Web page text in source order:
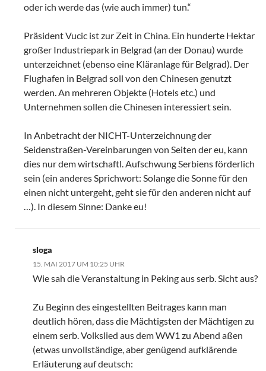
oder ich werde das (wie auch immer) tun.“
Präsident Vucic ist zur Zeit in China. Ein hunderte Hektar
großer Industriepark in Belgrad (an der Donau) wurde
unterzeichnet (ebenso eine Kläranlage für Belgrad). Der
Flughafen in Belgrad soll von den Chinesen genutzt
werden. An mehreren Objekte (Hotels etc.) und
Unternehmen sollen die Chinesen interessiert sein.
In Anbetracht der NICHT-Unterzeichnung der
Seidenstraßen-Vereinbarungen von Seiten der eu, kann
dies nur dem wirtschaftl. Aufschwung Serbiens förderlich
sein (ein anderes Sprichwort: Solange die Sonne für den
einen nicht untergeht, geht sie für den anderen nicht auf
…). In diesem Sinne: Danke eu!
sloga
15. MAI 2017 UM 10:25 UHR
Wie sah die Veranstaltung in Peking aus serb. Sicht aus?
Zu Beginn des eingestellten Beitrages kann man
deutlich hören, dass die Mächtigsten der Mächtigen zu
einem serb. Volkslied aus dem WW1 zu Abend aßen
(etwas unvollständige, aber genügend aufklärende
Erläuterung auf deutsch: